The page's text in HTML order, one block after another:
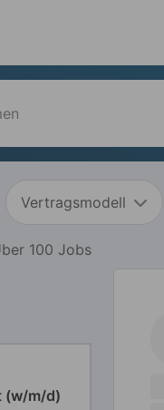
Vertragsmodell
100 Jobs
(w/m/d)